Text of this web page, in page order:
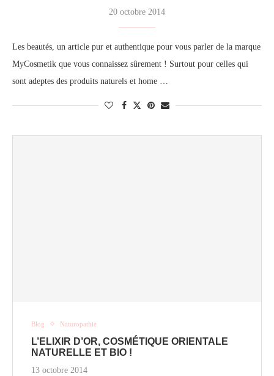
20 octobre 2014
Les beautés, un article pur et authentique pour vous parler de la marque
MyCosmetik que vous connaissez sûrement ! Surtout pour celles qui
sont adeptes des produits naturels et home …
Blog Naturopathie
L’ELIXIR D’OR, COSMÉTIQUE ORIENTALE
NATURELLE ET BIO !
13 octobre 2014